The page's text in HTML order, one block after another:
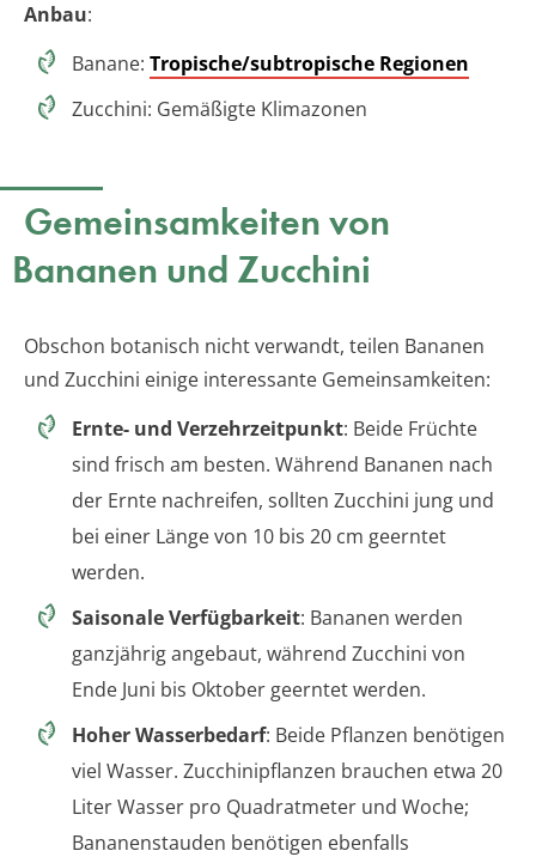
Anbau:
Banane: Tropische/subtropische Regionen
Zucchini: Gemäßigte Klimazonen
Gemeinsamkeiten von
Bananen und Zucchini
Obschon botanisch nicht verwandt, teilen Bananen
und Zucchini einige interessante Gemeinsamkeiten:
Ernte- und Verzehrzeitpunkt: Beide Früchte
sind frisch am besten. Während Bananen nach
der Ernte nachreifen, sollten Zucchini jung und
bei einer Länge von 10 bis 20 cm geerntet
werden.
Saisonale Verfügbarkeit: Bananen werden
ganzjährig angebaut, während Zucchini von
Ende Juni bis Oktober geerntet werden.
Hoher Wasserbedarf: Beide Pflanzen benötigen
viel Wasser. Zucchinipflanzen brauchen etwa 20
Liter Wasser pro Quadratmeter und Woche;
Bananenstauden benötigen ebenfalls